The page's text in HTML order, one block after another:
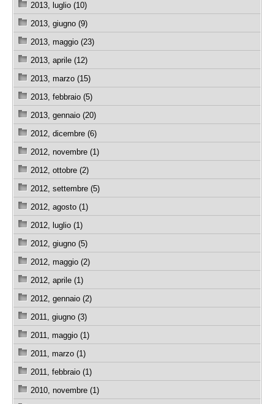
2013, luglio (10)
2013, giugno (9)
2013, maggio (23)
2013, aprile (12)
2013, marzo (15)
2013, febbraio (5)
2013, gennaio (20)
2012, dicembre (6)
2012, novembre (1)
2012, ottobre (2)
2012, settembre (5)
2012, agosto (1)
2012, luglio (1)
2012, giugno (5)
2012, maggio (2)
2012, aprile (1)
2012, gennaio (2)
2011, giugno (3)
2011, maggio (1)
2011, marzo (1)
2011, febbraio (1)
2010, novembre (1)